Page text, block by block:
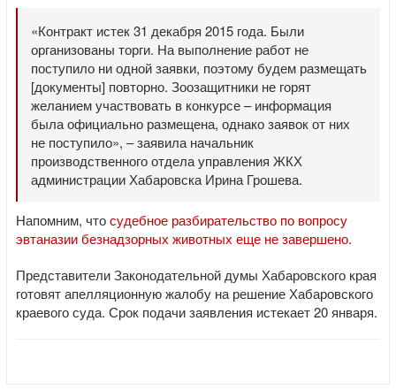
«Контракт истек 31 декабря 2015 года. Были
организованы торги. На выполнение работ не
поступило ни одной заявки, поэтому будем размещать
[документы] повторно. Зоозащитники не горят
желанием участвовать в конкурсе – информация
была официально размещена, однако заявок от них
не поступило», – заявила начальник
производственного отдела управления ЖКХ
администрации Хабаровска Ирина Грошева.
Напомним, чтосудебное разбирательство по вопросу
эвтаназии безнадзорных животных еще не завершено.
Представители Законодательной думы Хабаровского края
готовят апелляционную жалобу на решение Хабаровского
краевого суда. Срок подачи заявления истекает 20 января.